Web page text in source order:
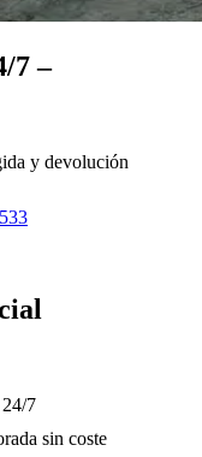
7–
y devolución
7
sin coste